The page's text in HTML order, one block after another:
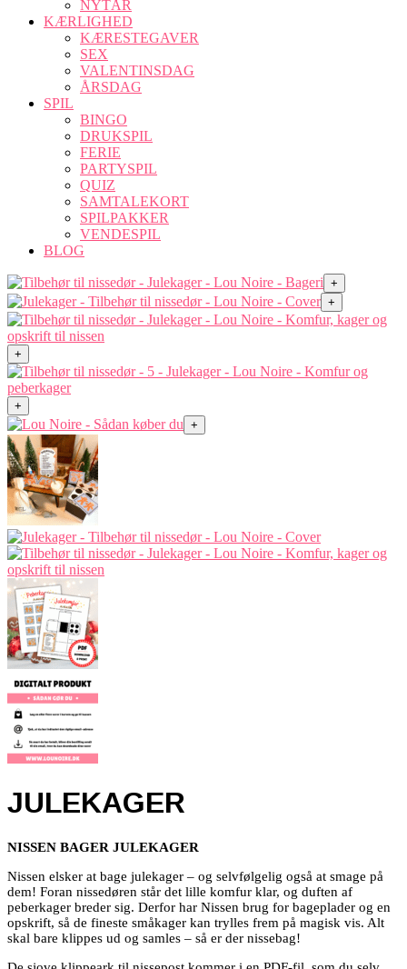
NYTÅR
KÆRLIGHED
KÆRESTEGAVER
SEX
VALENTINSDAG
ÅRSDAG
SPIL
BINGO
DRUKSPIL
FERIE
PARTYSPIL
QUIZ
SAMTALEKORT
SPILPAKKER
VENDESPIL
BLOG
+
+
+
+
+
JULEKAGER
NISSEN BAGER JULEKAGER
Nissen elsker at bage julekager – og selvfølgelig også at smage på
dem! Foran nissedøren står det lille komfur klar, og duften af
peberkager breder sig. Derfor har Nissen brug for bageplader og en
opskrift, så de fineste småkager kan trylles frem på magisk vis. Alt
skal bare klippes ud og samles – så er der nissebag!